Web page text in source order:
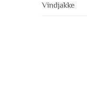
Vindjakke